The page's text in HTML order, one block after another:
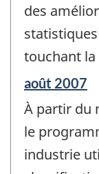
des
touchant
Période
de
référence
de
changement
-
août 2007
À partir du
le
industrie